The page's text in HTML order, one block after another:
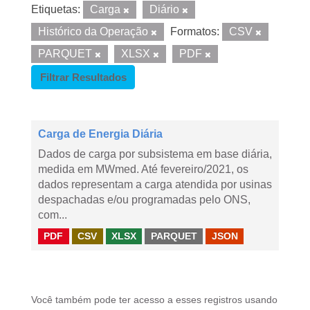
Etiquetas: Carga
Diário
Histórico da Operação
Formatos:
CSV
PARQUET
XLSX
PDF
Filtrar Resultados
Carga de Energia Diária
Dados de carga por subsistema em base diária,
medida em MWmed. Até fevereiro/2021, os
dados representam a carga atendida por usinas
despachadas e/ou programadas pelo ONS,
com...
PDF CSV XLSX PARQUET JSON
Você também pode ter acesso a esses registros usando